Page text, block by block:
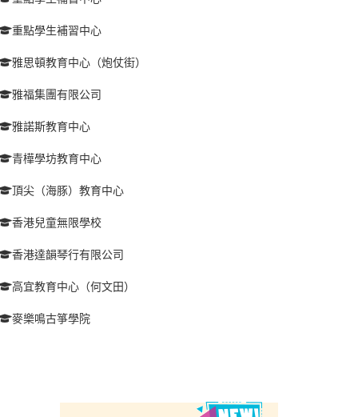
重點學生補習中心
雅思頓教育中心（炮仗街）
雅福集團有限公司
雅諾斯教育中心
青樺學坊教育中心
頂尖（海豚）教育中心
香港兒童無限學校
香港達韻琴行有限公司
高宜教育中心（何文田）
麥樂鳴古箏學院